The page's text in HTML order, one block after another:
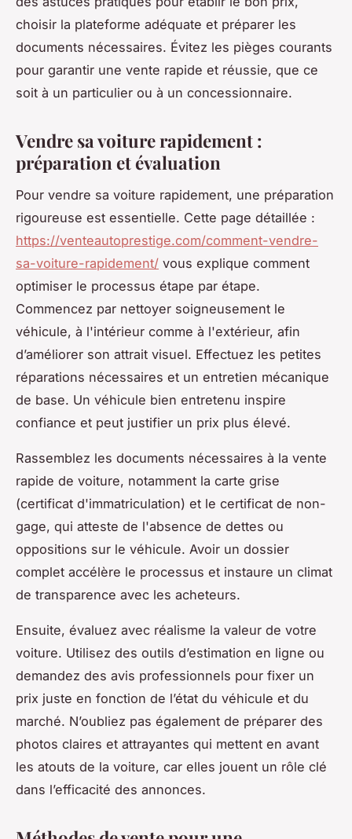
choisir la plateforme adéquate et préparer les
documents nécessaires. Évitez les pièges courants
pour garantir une vente rapide et réussie, que ce
soit à un particulier ou à un concessionnaire.
Vendre sa voiture rapidement :
préparation et évaluation
Pour vendre sa voiture rapidement, une préparation
rigoureuse est essentielle. Cette page détaillée :
https://venteautoprestige.com/comment-vendre-
sa-voiture-rapidement/ vous explique comment
optimiser le processus étape par étape.
Commencez par nettoyer soigneusement le
véhicule, à l'intérieur comme à l'extérieur, afin
d’améliorer son attrait visuel. Effectuez les petites
réparations nécessaires et un entretien mécanique
de base. Un véhicule bien entretenu inspire
confiance et peut justifier un prix plus élevé.
Rassemblez les documents nécessaires à la vente
rapide de voiture, notamment la carte grise
(certificat d'immatriculation) et le certificat de non-
gage, qui atteste de l'absence de dettes ou
oppositions sur le véhicule. Avoir un dossier
complet accélère le processus et instaure un climat
de transparence avec les acheteurs.
Ensuite, évaluez avec réalisme la valeur de votre
voiture. Utilisez des outils d’estimation en ligne ou
demandez des avis professionnels pour fixer un
prix juste en fonction de l’état du véhicule et du
marché. N’oubliez pas également de préparer des
photos claires et attrayantes qui mettent en avant
les atouts de la voiture, car elles jouent un rôle clé
dans l’efficacité des annonces.